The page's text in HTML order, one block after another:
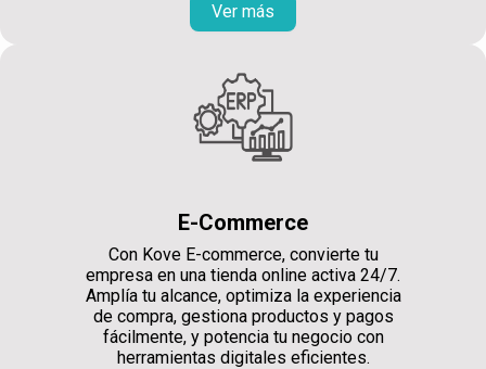
Ver más
E-Commerce
Con Kove E-commerce, convierte tu
empresa en una tienda online activa 24/7.
Amplía tu alcance, optimiza la experiencia
de compra, gestiona productos y pagos
fácilmente, y potencia tu negocio con
herramientas digitales eficientes.